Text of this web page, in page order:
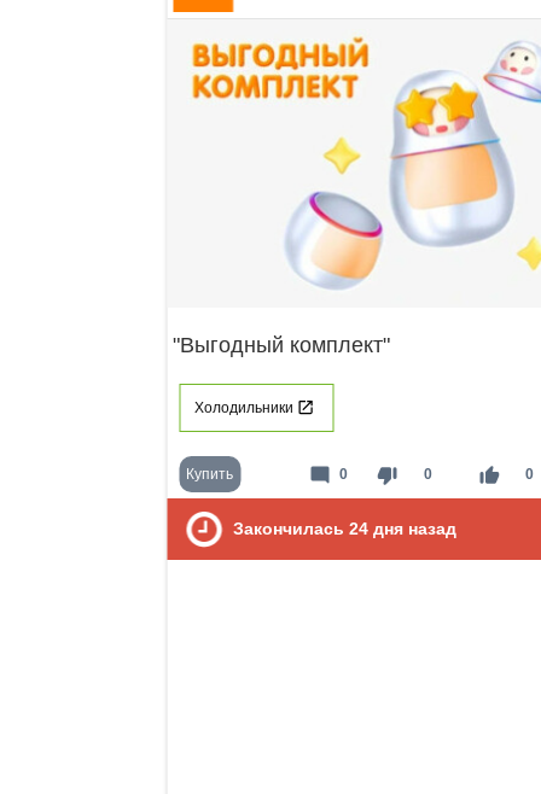
"Выгодный комплект"
Холодильники
Купить thumb_down 0 thumb_up 0
mode_comment 0
Закончилась 24 дня назад